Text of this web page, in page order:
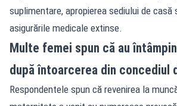
suplimentare, apropierea sediului de casă
asigurările medicale extinse.
Multe femei spun că au
după întoarcerea din concediul
Respondentele spun că revenirea la